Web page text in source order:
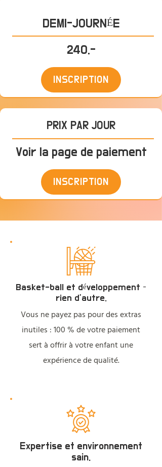
DEMI-JOURNÉE
240.-
INSCRIPTION
PRIX PAR JOUR
Voir la page de paiement
INSCRIPTION
Basket-ball et développement –
rien d’autre.
Vous ne payez pas pour des extras
inutiles : 100 % de votre paiement
sert à offrir à votre enfant une
expérience de qualité.
Expertise et environnement
sain.